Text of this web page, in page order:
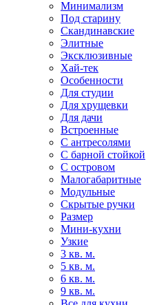
Минимализм
Под старину
Скандинавские
Элитные
Эксклюзивные
Хай-тек
Особенности
Для студии
Для хрущевки
Для дачи
Встроенные
С антресолями
С барной стойкой
С островом
Малогабаритные
Модульные
Скрытые ручки
Размер
Мини-кухни
Узкие
3 кв. м.
5 кв. м.
6 кв. м.
9 кв. м.